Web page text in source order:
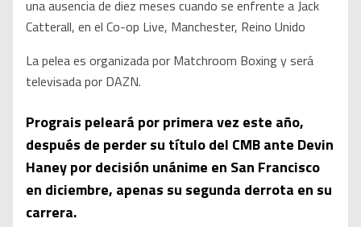
una ausencia de diez meses cuando se enfrente a Jack
Catterall, en el Co-op Live, Manchester, Reino Unido
La pelea es organizada por Matchroom Boxing y será
televisada por DAZN.
Prograis peleará por primera vez este año,
después de perder su título del CMB ante Devin
Haney por decisión unánime en San Francisco
en diciembre, apenas su segunda derrota en su
carrera.